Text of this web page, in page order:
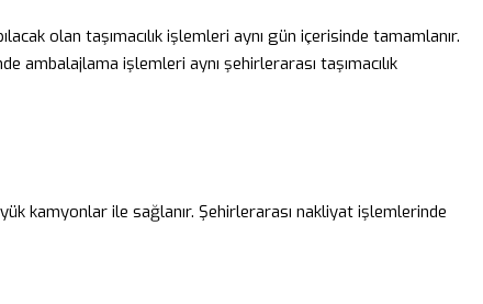
olan taşımacılık işlemleri aynı gün içerisinde tamamlanır.
ambalajlama işlemleri aynı şehirlerarası taşımacılık
kamyonlar ile sağlanır. Şehirlerarası nakliyat işlemlerinde